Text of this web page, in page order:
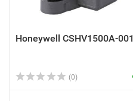
Honeywell CSHV1500A-001
(0)